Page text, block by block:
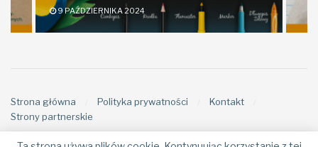
9 PAŹDZIERNIKA 2024
Strona główna Polityka prywatności
Kontakt
Strony partnerskie